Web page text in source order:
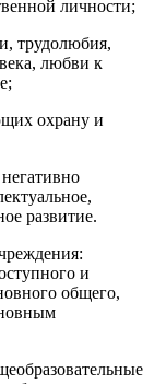
личности;
трудолюбия,
любви к
охрану и
развитие.
и
общего,